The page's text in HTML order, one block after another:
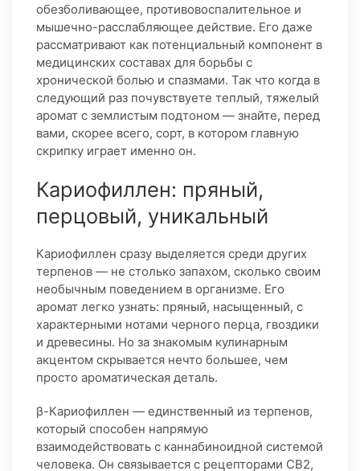
обезболивающее, противовоспалительное и
мышечно-расслабляющее действие. Его даже
рассматривают как потенциальный компонент в
медицинских составах для борьбы с
хронической болью и спазмами. Так что когда в
следующий раз почувствуете теплый, тяжелый
аромат с землистым подтоном — знайте, перед
вами, скорее всего, сорт, в котором главную
скрипку играет именно он.
Кариофиллен: пряный,
перцовый, уникальный
Кариофиллен сразу выделяется среди других
терпенов — не столько запахом, сколько своим
необычным поведением в организме. Его
аромат легко узнать: пряный, насыщенный, с
характерными нотами черного перца, гвоздики
и древесины. Но за знакомым кулинарным
акцентом скрывается нечто большее, чем
просто ароматическая деталь.
β-Кариофиллен — единственный из терпенов,
который способен напрямую
взаимодействовать с каннабиноидной системой
человека. Он связывается с рецепторами CB2,